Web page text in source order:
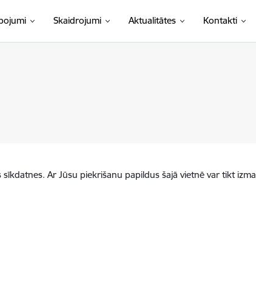
Skaidrojumi Aktualitātes Kontakti
Ar Jūsu piekrišanu papildus šajā vietnē var tikt